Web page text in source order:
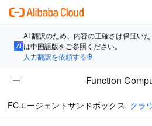
AI 翻訳のため、内容の正確さは保証い
は中国語版をご参照ください。
人力翻訳を依頼する
Function
FCエージェントサンドボックス クラ